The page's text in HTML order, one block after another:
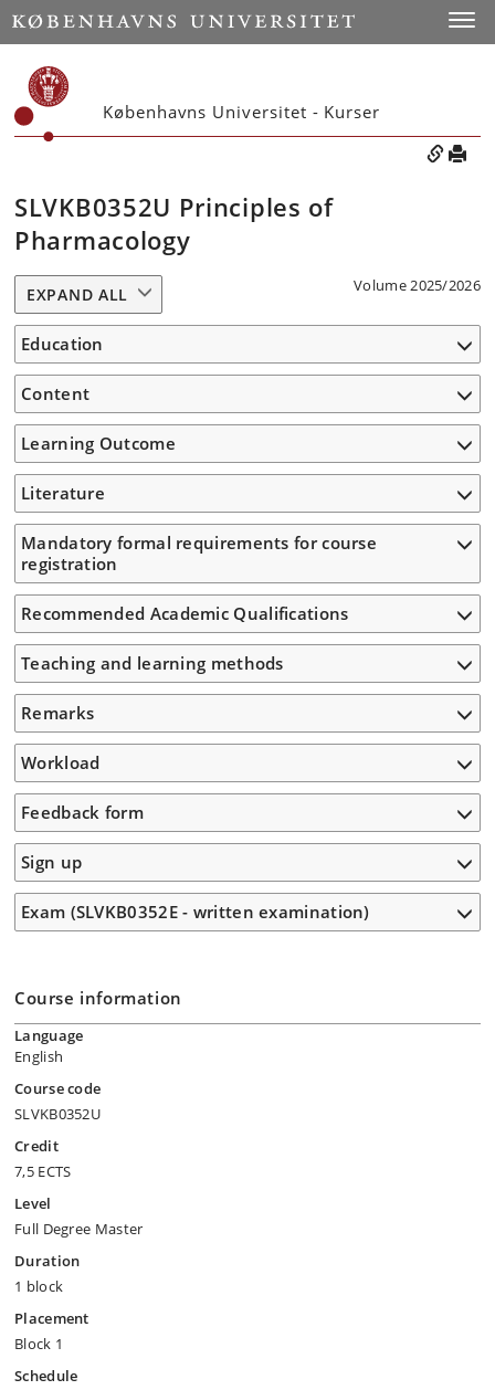
Københavns Universitet - Kurser
SLVKB0352U Principles of
Pharmacology
Volume 2025/2026
EXPAND ALL
Education
Content
Learning Outcome
Literature
Mandatory formal requirements for course
registration
Recommended Academic Qualifications
Teaching and learning methods
Remarks
Workload
Feedback form
Sign up
Exam (SLVKB0352E - written examination)
Course information
Language
English
Course code
SLVKB0352U
Credit
7,5 ECTS
Level
Full Degree Master
Duration
1 block
Placement
Block 1
Schedule